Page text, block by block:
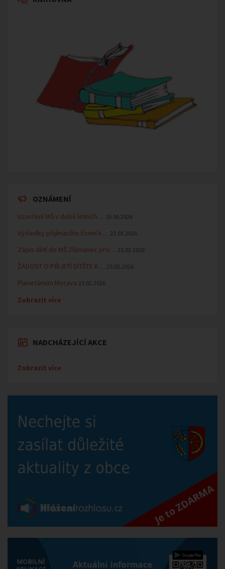
OZNÁMENÍ
Uzavření MŠ v době letních… 16.06.2026
Výsledky přijímacího řízení k… 23.03.2026
Zápis dětí do MŠ Zlámanec pro… 25.02.2026
ŽÁDOST O PŘIJETÍ DÍTĚTE K… 25.02.2026
Planetárium Morava 23.02.2026
Zobrazit více
NADCHÁZEJÍCÍ AKCE
Zobrazit více